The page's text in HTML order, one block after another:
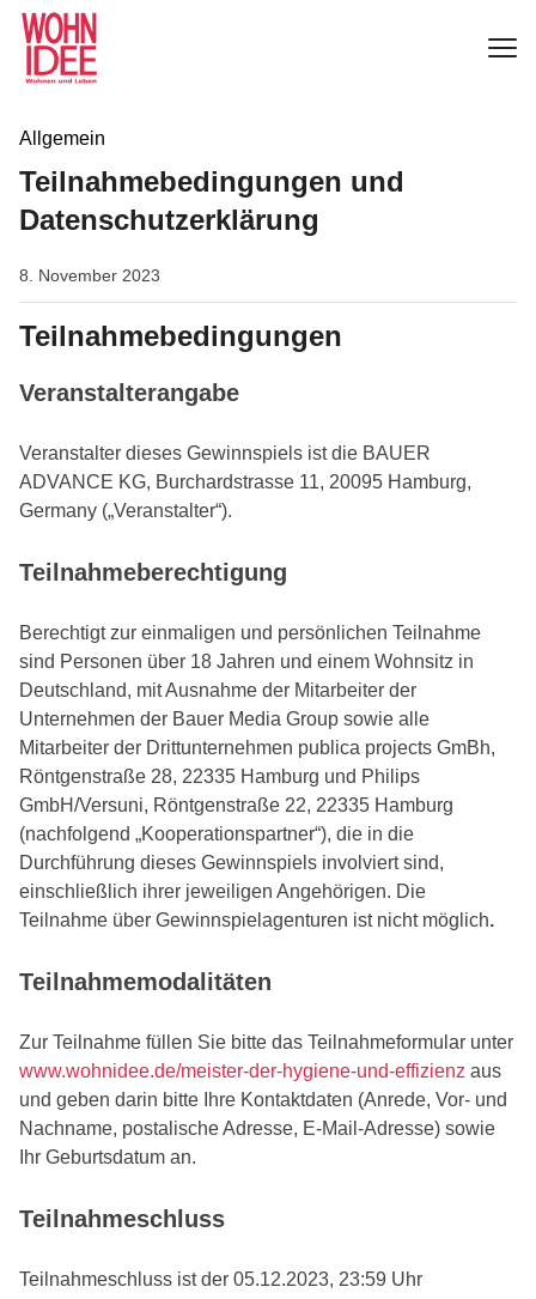
Allgemein
Teilnahmebedingungen und
Datenschutzerklärung
8. November 2023
Teilnahmebedingungen
Veranstalterangabe
Veranstalter dieses Gewinnspiels ist die BAUER
ADVANCE KG, Burchardstrasse 11, 20095 Hamburg,
Germany („Veranstalter“).
Teilnahmeberechtigung
Berechtigt zur einmaligen und persönlichen Teilnahme
sind Personen über 18 Jahren und einem Wohnsitz in
Deutschland, mit Ausnahme der Mitarbeiter der
Unternehmen der Bauer Media Group sowie alle
Mitarbeiter der Drittunternehmen publica projects GmBh,
Röntgenstraße 28, 22335 Hamburg und Philips
GmbH/Versuni, Röntgenstraße 22, 22335 Hamburg
(nachfolgend „Kooperationspartner“), die in die
Durchführung dieses Gewinnspiels involviert sind,
einschließlich ihrer jeweiligen Angehörigen. Die
Teilnahme über Gewinnspielagenturen ist nicht möglich.
Teilnahmemodalitäten
Zur Teilnahme füllen Sie bitte das Teilnahmeformular unter
www.wohnidee.de/meister-der-hygiene-und-effizienz aus
und geben darin bitte Ihre Kontaktdaten (Anrede, Vor- und
Nachname, postalische Adresse, E-Mail-Adresse) sowie
Ihr Geburtsdatum an.
Teilnahmeschluss
Teilnahmeschluss ist der 05.12.2023, 23:59 Uhr